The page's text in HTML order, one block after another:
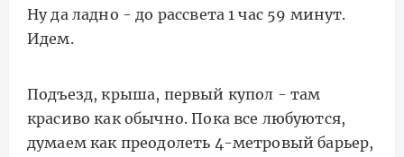
Ну да ладно - до рассвета 1 час 59 минут.
Идем.
Подъезд, крыша, первый купол - там
красиво как обычно. Пока все любуются,
думаем как преодолеть 4-метровый барьер,